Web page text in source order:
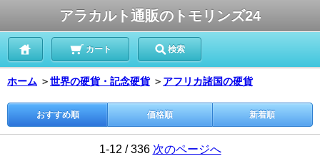
アラカルト通販のトモリンズ24
カート 検索
ホーム ＞世界の硬貨・記念硬貨 ＞ アフリカ諸国の硬貨
おすすめ順 価格順 新着順
1-12 / 336 次のページへ